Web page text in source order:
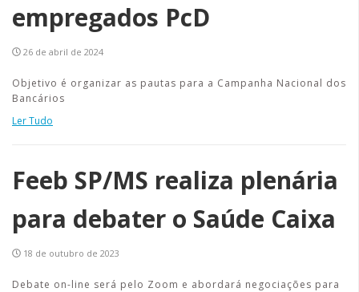
empregados PcD
26 de abril de 2024
Objetivo é organizar as pautas para a Campanha Nacional dos
Bancários
Ler Tudo
Feeb SP/MS realiza plenária
para debater o Saúde Caixa
18 de outubro de 2023
Debate on-line será pelo Zoom e abordará negociações para